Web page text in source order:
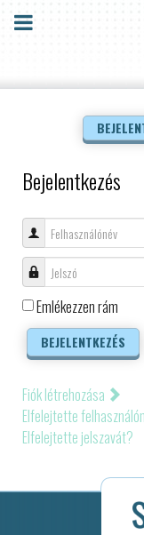
Bejelentkezés
Felhasználónév
Jelszó
Emlékezzen rám
BEJELENTKEZÉS
Fiók létrehozása
Elfelejtette
Elfelejtette jelszavát?